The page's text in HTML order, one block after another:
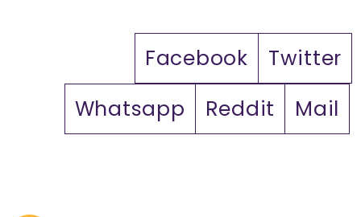
Facebook
Twitter
Whatsapp
Reddit Mail